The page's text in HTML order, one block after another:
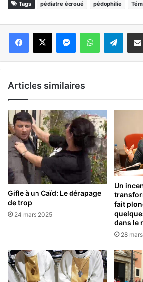
Tags pédiatre écroué pédophilie
WhatsApp Telegram
Articles similaires
Gifle à un Caïd: Le dérapage
de trop
24 mars 2025
Un
fait
dans le
28